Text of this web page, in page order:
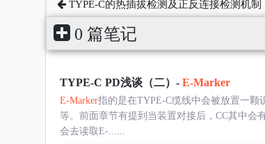
TYPE-C的热插拔检测及正反连接检测机制
0 篇笔记
TYPE-C PD浅谈（二）- E-Marker
E-Marker指的是在TYPE-C缆线中会被放置一
等。前面章节有提到当装置对接后，CC其中会
会去读取E-......